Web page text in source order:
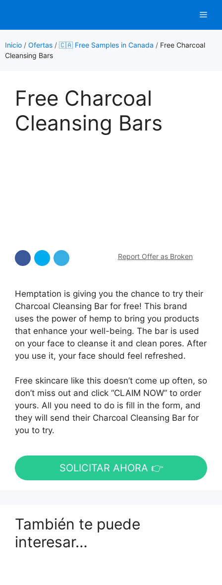
contenido
Inicio / Ofertas / 🇨🇦 Free Samples in Canada / Free Charcoal
Cleansing Bars
Free Charcoal
Cleansing Bars
Report Offer as Broken
Hemptation is giving you the chance to try their
Charcoal Cleansing Bar for free! This brand
uses the power of hemp to bring you products
that enhance your well-being. The bar is used
on your face to cleanse it and clean pores. After
you use it, your face should feel refreshed.
Free skincare like this doesn’t come up often, so
don’t miss out and click “CLAIM NOW” to order
yours. All you need to do is fill in the form, and
they will send their Charcoal Cleansing Bar for
you to try.
SOLICITAR AHORA 👉
También te puede
interesar…